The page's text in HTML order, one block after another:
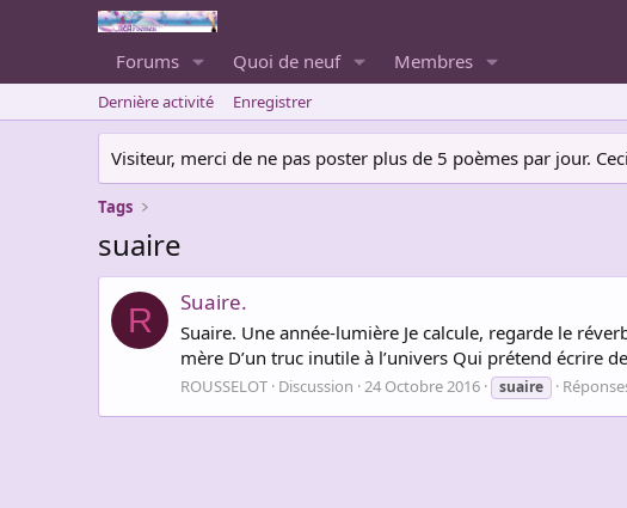
Forums Quoi de neuf Membres
Dernière activité Enregistrer
Visiteur, merci de ne pas poster plus de 5 poèmes par jour.
Tags
suaire
R Suaire.
Suaire. Une année-lumière Je calcule, regarde le
mère D’un truc inutile à l’univers Qui prétend écrire
ROUSSELOT Discussion 24 Octobre 2016 suaire